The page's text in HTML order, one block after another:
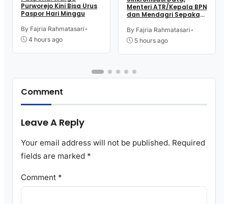
Purworejo Kini Bisa Urus
Paspor Hari Minggu
By Fajria Rahmatasari•
4 hours ago
Menteri ATR/Kepala BPN
dan Mendagri Sepakati
NOP
By Fajria Rahmatasari•
5 hours ago
Comment
Leave A Reply
Your email address will not be published. Required
fields are marked *
Comment *